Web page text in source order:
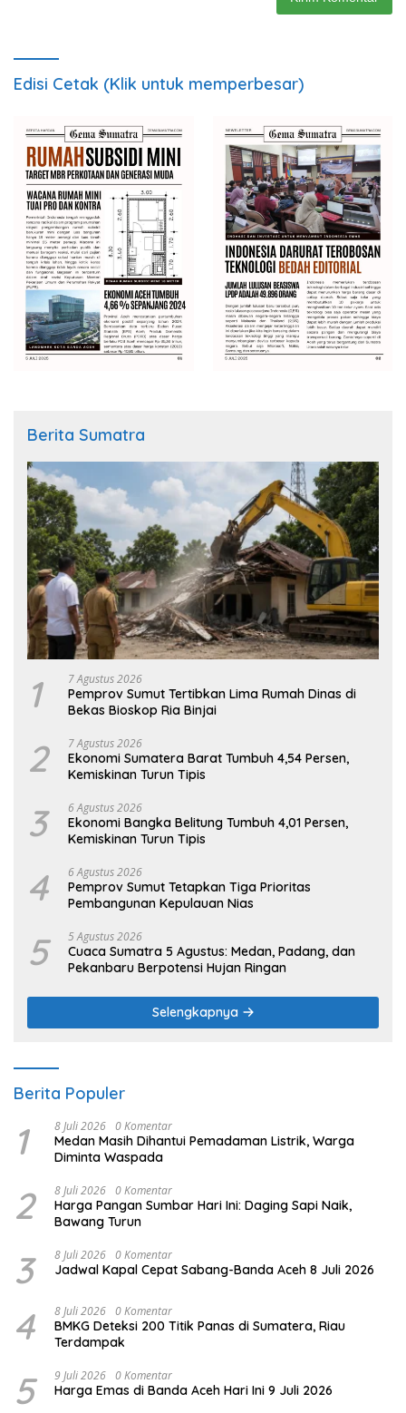
Edisi Cetak (Klik untuk memperbesar)
Berita Sumatra
1 7 Agustus 2026
Pemprov Sumut Tertibkan Lima Rumah Dinas di
Bekas Bioskop Ria Binjai
2 7 Agustus 2026
Ekonomi Sumatera Barat Tumbuh 4,54 Persen,
Kemiskinan Turun Tipis
3 6 Agustus 2026
Ekonomi Bangka Belitung Tumbuh 4,01 Persen,
Kemiskinan Turun Tipis
4 6 Agustus 2026
Pemprov Sumut Tetapkan Tiga Prioritas
Pembangunan Kepulauan Nias
5 5 Agustus 2026
Cuaca Sumatra 5 Agustus: Medan, Padang, dan
Pekanbaru Berpotensi Hujan Ringan
Selengkapnya
Berita Populer
1 8 Juli 2026 0 Komentar
Medan Masih Dihantui Pemadaman Listrik, Warga
Diminta Waspada
2 8 Juli 2026 0 Komentar
Harga Pangan Sumbar Hari Ini: Daging Sapi Naik,
Bawang Turun
3 8 Juli 2026 0 Komentar
Jadwal Kapal Cepat Sabang-Banda Aceh 8 Juli 2026
4 8 Juli 2026 0 Komentar
BMKG Deteksi 200 Titik Panas di Sumatera, Riau
Terdampak
5 9 Juli 2026 0 Komentar
Harga Emas di Banda Aceh Hari Ini 9 Juli 2026